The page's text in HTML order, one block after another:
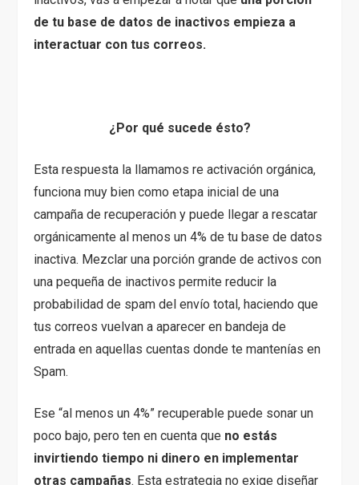
de tu base de datos de inactivos empieza a
interactuar con tus correos.
¿Por qué sucede ésto?
Esta respuesta la llamamos re activación orgánica,
funciona muy bien como etapa inicial de una
campaña de recuperación y puede llegar a rescatar
orgánicamente al menos un 4% de tu base de datos
inactiva. Mezclar una porción grande de activos con
una pequeña de inactivos permite reducir la
probabilidad de spam del envío total, haciendo que
tus correos vuelvan a aparecer en bandeja de
entrada en aquellas cuentas donde te mantenías en
Spam.
Ese “al menos un 4%” recuperable puede sonar un
poco bajo, pero ten en cuenta que no estás
invirtiendo tiempo ni dinero en implementar
otras campañas. Esta estrategia no exige diseñar